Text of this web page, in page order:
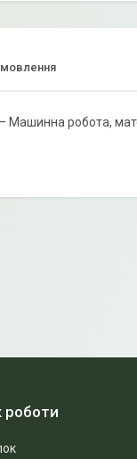
Машинна робота,
роботи